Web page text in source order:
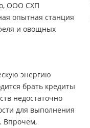
ООО СХП
опытная станция
и овощных
энергию
брать кредиты
недостаточно
для выполнения
Впрочем,